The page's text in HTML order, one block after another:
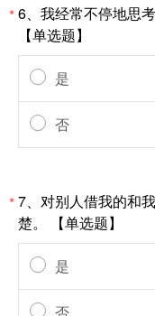
*6、我经常不停地思
【单选题】
是
否
*7、对别人借我的和
楚。 【单选题】
是